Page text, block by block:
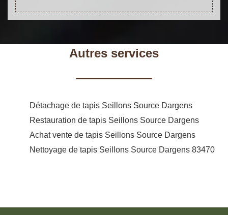
Autres services
Détachage de tapis Seillons Source Dargens
Restauration de tapis Seillons Source Dargens
Achat vente de tapis Seillons Source Dargens
Nettoyage de tapis Seillons Source Dargens 83470